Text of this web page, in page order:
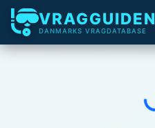
VRAGGUIDEN
DANMARKS VRAGDATABASE